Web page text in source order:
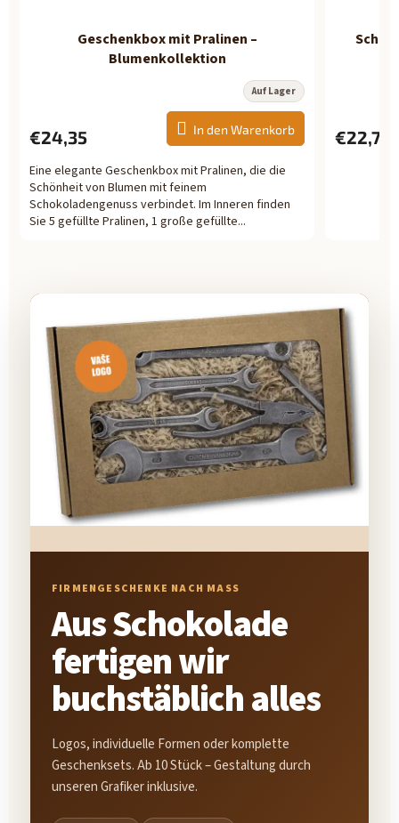
Geschenkbox mit Pralinen –
Blumenkollektion
ist
5,0
5
Sternen.
Auf Lager
€24,35 In den Warenkorb
Eine elegante Geschenkbox mit Pralinen, die die
Schönheit von Blumen mit feinem
Schokoladengenuss verbindet. Im Inneren finden
Sie 5 gefüllte Pralinen, 1 große gefüllte...
ist
5,0
€22,70
FIRMENGESCHENKE NACH MASS
Aus Schokolade
fertigen wir
buchstäblich alles
Logos, individuelle Formen oder komplette
Geschenksets. Ab 10 Stück – Gestaltung durch
unseren Grafiker inklusive.